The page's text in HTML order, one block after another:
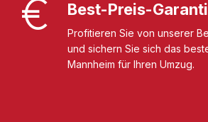
Best-Preis-
Profitieren Sie von unserer
und sichern Sie sich das
Mannheim für Ihren Umzug.